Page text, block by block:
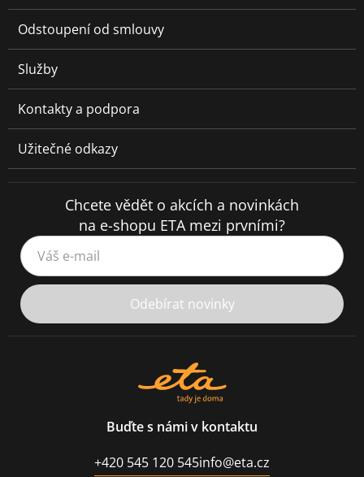
Odstoupení od smlouvy
Služby
Kontakty a podpora
Užitečné odkazy
Chcete vědět o akcích a novinkách
na e-shopu ETA mezi prvními?
Váš e-mail
Odebírat novinky
Buďte s námi v kontaktu
+420 545 120 545info@eta.cz